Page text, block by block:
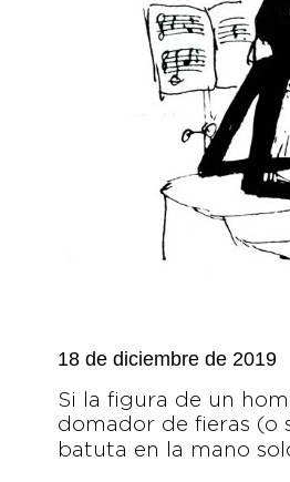
18 de diciembre de 2019
Si la figura de un
domador de fieras (o
batuta en la mano